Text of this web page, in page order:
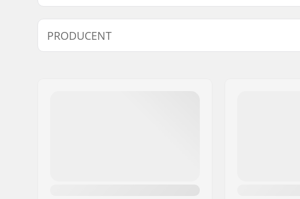
Type: Hard shell, Pants
Aktivitet:
Vandtæt:
15000mm
PRODUCENT